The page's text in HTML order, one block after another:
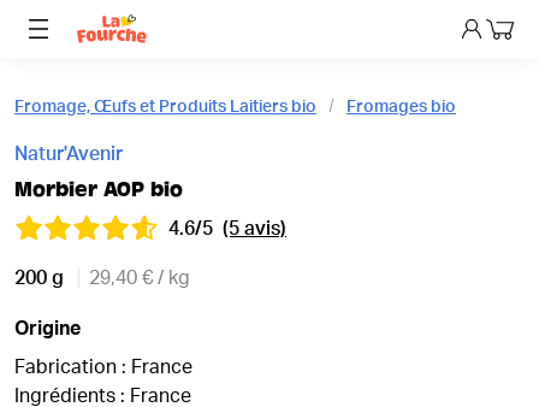
Mon
Fromage, Œufs et Produits Laitiers bio Fromages bio
Natur'Avenir
Morbier AOP bio
4.6/5 (5 avis)
200 g 29,40 € / kg
Origine
Fabrication : France
Ingrédients : France